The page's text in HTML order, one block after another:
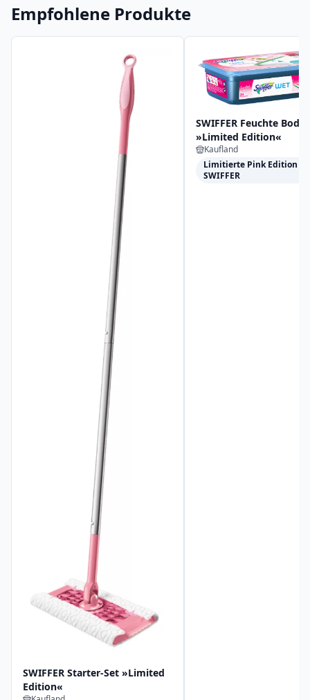
Empfohlene Produkte
SWIFFER Starter-Set »Limited
Edition«
SWIFFER Feuchte
»Limited Edition«
Kaufland
Limitierte Pink Edition
SWIFFER